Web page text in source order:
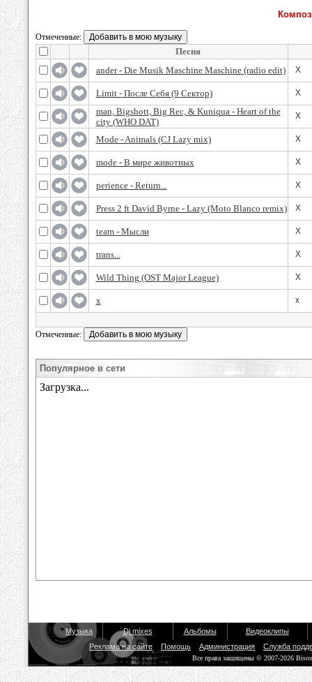
Отмеченные:
Песня
ander - Die Musik Maschine Maschine (radio edit)
X
Limit - После Себя (9 Сектор) X
man, Bigshott, Big Rec, & Kuniqua - Heart of the
city (WHO DAT)
X
Mode - Animals (CJ Lazy mix) X
mode - В мире животных X
perience - Return... X
Press 2 ft David Byrne - Lazy (Moto Blanco remix) X
team - Мысли X
trans... X
Wild Thing (OST Major League) X
x x
Отмеченные:
Популярное в сети
Музыка Dj mixes Альбомы
Видеоклипы
Реклама на сайте
Помощь Администрация Служба
Все права защищены © 2007-2026